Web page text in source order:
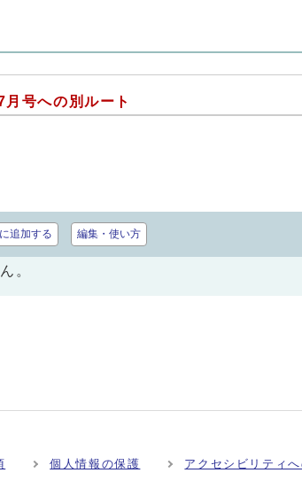
号への別ルート
追加する 編集・使い方
。
個人情報の保護 アクセシビリティ